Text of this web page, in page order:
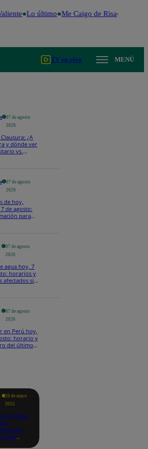
Lo último Me Caigo de Risa Perú
TV en vivo MENÚ
07 de agosto
2026
¿A
y dónde ver
vs.
07 de agosto
2026
de hoy,
de agosto:
para
07 de agosto
2026
agua hoy, 7
horarios y
afectados sin
07 de agosto
2026
en Perú hoy,
horario y
del último
26 de mayo
2025
si tienes
DNI: